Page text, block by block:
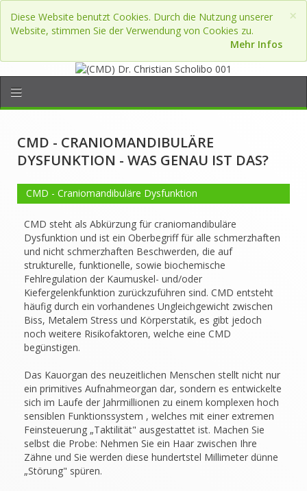
CMD - CRANIOMANDIBULÄRE
DYSFUNKTION - WAS GENAU IST DAS?
CMD - Craniomandibuläre Dysfunktion
CMD steht als Abkürzung für craniomandibuläre
Dysfunktion und ist ein Oberbegriff für alle schmerzhaften
und nicht schmerzhaften Beschwerden, die auf
strukturelle, funktionelle, sowie biochemische
Fehlregulation der Kaumuskel- und/oder
Kiefergelenkfunktion zurückzuführen sind. CMD entsteht
häufig durch ein vorhandenes Ungleichgewicht zwischen
Biss, Metalem Stress und Körperstatik, es gibt jedoch
noch weitere Risikofaktoren, welche eine CMD
begünstigen.
Das Kauorgan des neuzeitlichen Menschen stellt nicht nur
ein primitives Aufnahmeorgan dar, sondern es entwickelte
sich im Laufe der Jahrmillionen zu einem komplexen hoch
sensiblen Funktionssystem , welches mit einer extremen
Feinsteuerung „Taktilität" ausgestattet ist. Machen Sie
selbst die Probe: Nehmen Sie ein Haar zwischen Ihre
Zähne und Sie werden diese hundertstel Millimeter dünne
„Störung" spüren.
×
Diese Website benutzt Cookies. Durch die Nutzung unserer
Website, stimmen Sie der Verwendung von Cookies zu.
Mehr Infos